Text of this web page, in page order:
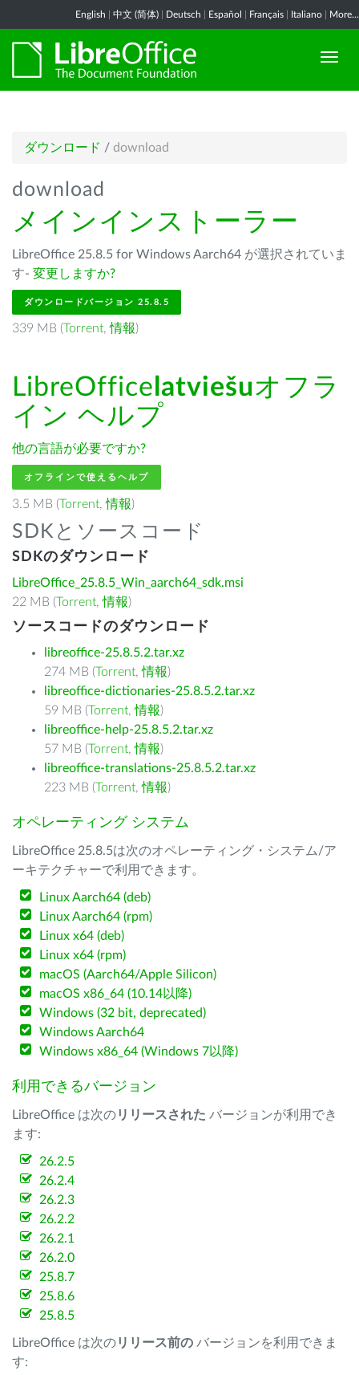
English 中文 (简体) Deutsch Español Français Italiano More...
ダウンロード / download
download
メインインストーラー
LibreOffice 25.8.5 for Windows Aarch64 が選択されていま
す- 変更しますか?
ダウンロードバージョン 25.8.5
339 MB (Torrent,情報)
LibreOffice latviešuオフラ
イン ヘルプ
他の言語が必要ですか?
オフラインで使えるヘルプ
3.5 MB (Torrent,情報)
SDKとソースコード
SDKのダウンロード
LibreOffice_25.8.5_Win_aarch64_sdk.msi
22 MB (Torrent,情報)
ソースコードのダウンロード
libreoffice-25.8.5.2.tar.xz
274 MB (Torrent,情報)
libreoffice-dictionaries-25.8.5.2.tar.xz
59 MB (Torrent,情報)
libreoffice-help-25.8.5.2.tar.xz
57 MB (Torrent,情報)
libreoffice-translations-25.8.5.2.tar.xz
223 MB (Torrent,情報)
オペレーティング システム
LibreOffice 25.8.5は次のオペレーティング・システム/ア
ーキテクチャーで利用できます。
Linux Aarch64 (deb)
Linux Aarch64 (rpm)
Linux x64 (deb)
Linux x64 (rpm)
macOS (Aarch64/Apple Silicon)
macOS x86_64 (10.14以降)
Windows (32 bit, deprecated)
Windows Aarch64
Windows x86_64 (Windows 7以降)
利用できるバージョン
LibreOffice は次のリリースされた バージョンが利用でき
ます:
26.2.5
26.2.4
26.2.3
26.2.2
26.2.1
26.2.0
25.8.7
25.8.6
25.8.5
LibreOffice は次のリリース前の バージョンを利用できま
す: